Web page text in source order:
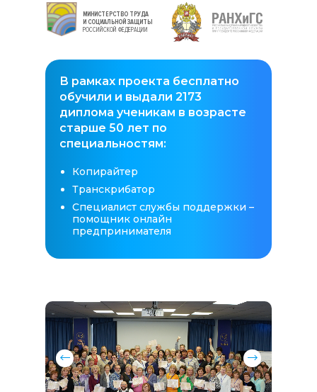
МИНИСТЕРСТВО ТРУДА
И СОЦИАЛЬНОЙ ЗАЩИТЫ
РОССИЙСКОЙ ФЕДЕРАЦИИ
В рамках проекта бесплатно
обучили и выдали 2173
диплома ученикам в возрасте
старше 50 лет по
специальностям:
Копирайтер
Транскрибатор
Специалист службы поддержки –
помощник онлайн
предпринимателя